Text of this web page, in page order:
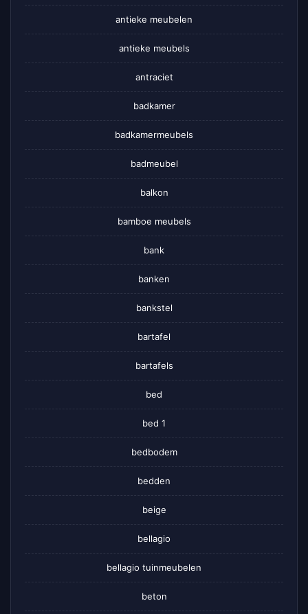
antieke meubelen
antieke meubels
antraciet
badkamer
badkamermeubels
badmeubel
balkon
bamboe meubels
bank
banken
bankstel
bartafel
bartafels
bed
bed 1
bedbodem
bedden
beige
bellagio
bellagio tuinmeubelen
beton